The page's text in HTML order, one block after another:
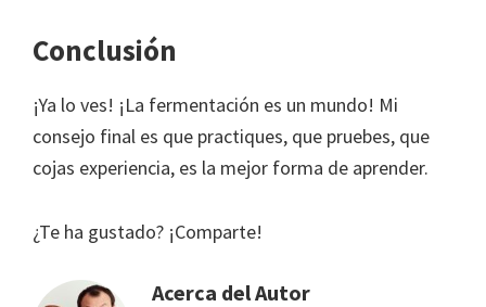
Conclusión
¡Ya lo ves! ¡La fermentación es un mundo! Mi
consejo final es que practiques, que pruebes, que
cojas experiencia, es la mejor forma de aprender.
¿Te ha gustado? ¡Comparte!
Acerca del Autor